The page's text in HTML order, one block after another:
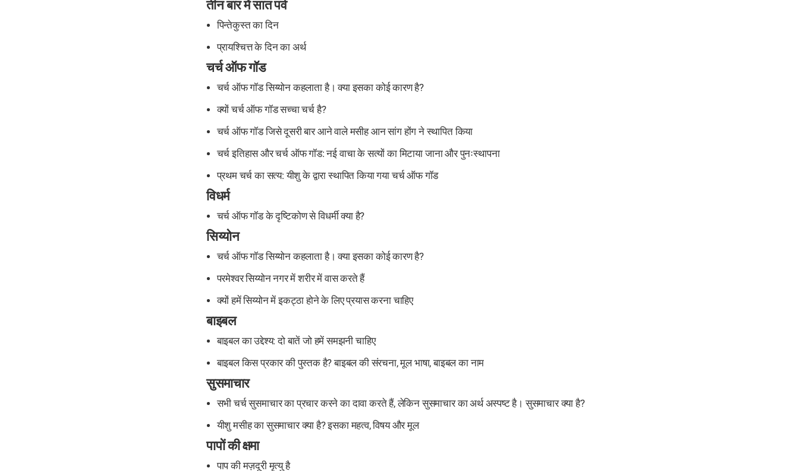
तीन बार में सात पर्व
पिन्तेकुस्त का दिन
प्रायश्चित्त के दिन का अर्थ
चर्च ऑफ गॉड
चर्च ऑफ गॉड सिय्योन कहलाता है। क्या इसका कोई कारण है?
क्यों चर्च ऑफ गॉड सच्चा चर्च है?
चर्च ऑफ गॉड जिसे दूसरी बार आने वाले मसीह आन सांग होंग ने स्थापित किया
चर्च इतिहास और चर्च ऑफ गॉड: नई वाचा के सत्यों का मिटाया जाना और पुनःस्थापना
प्रथम चर्च का सत्य: यीशु के द्वारा स्थापित किया गया चर्च ऑफ गॉड
विधर्म
चर्च ऑफ गॉड के दृष्टिकोण से विधर्मी क्या है?
सिय्योन
चर्च ऑफ गॉड सिय्योन कहलाता है। क्या इसका कोई कारण है?
परमेश्वर सिय्योन नगर में शरीर में वास करते हैं
क्यों हमें सिय्योन में इकट्ठा होने के लिए प्रयास करना चाहिए
बाइबल
बाइबल का उद्देश्य: दो बातें जो हमें समझनी चाहिए
बाइबल किस प्रकार की पुस्तक है? बाइबल की संरचना, मूल भाषा, बाइबल का नाम
सुसमाचार
सभी चर्च सुसमाचार का प्रचार करने का दावा करते हैं, लेकिन सुसमाचार का अर्थ अस्पष्ट है। सुसमाचार क्या है?
यीशु मसीह का सुसमाचार क्या है? इसका महत्व, विषय और मूल
पापों की क्षमा
पाप की मज़दूरी मृत्यु है